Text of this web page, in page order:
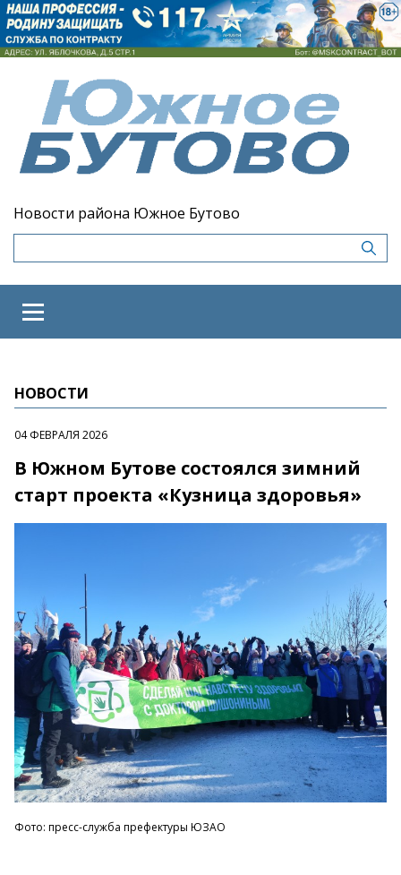
Новости района Южное Бутово
НОВОСТИ
04 ФЕВРАЛЯ 2026
В Южном Бутове состоялся зимний
старт проекта «Кузница здоровья»
Фото: пресс-служба префектуры ЮЗАО